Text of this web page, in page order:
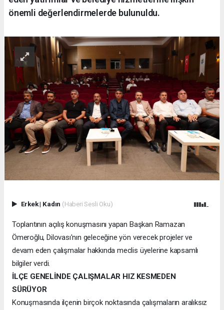
önemli değerlendirmelerde bulunuldu.
Erkek| Kadın (Haberi Sesli Oku)
Toplantının açılış konuşmasını yapan Başkan Ramazan
Ömeroğlu, Dilovası'nın geleceğine yön verecek projeler ve
devam eden çalışmalar hakkında meclis üyelerine kapsamlı
bilgiler verdi.
İLÇE GENELİNDE ÇALIŞMALAR HIZ KESMEDEN
SÜRÜYOR
Konuşmasında ilçenin birçok noktasında çalışmaların aralıksız